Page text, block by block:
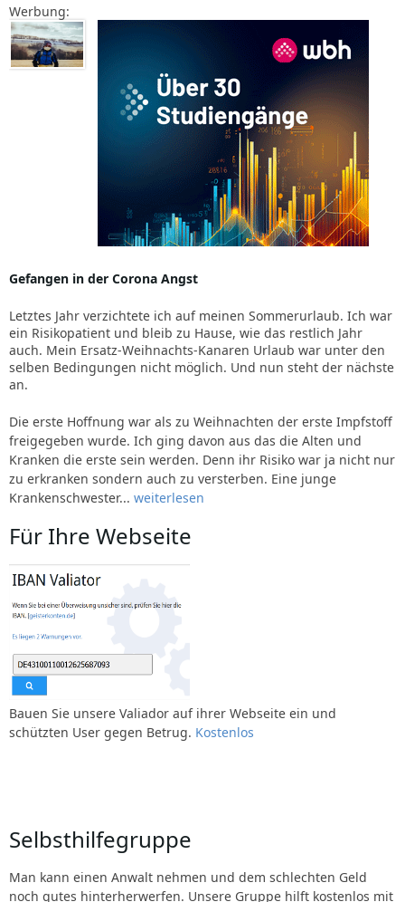
Werbung:
Gefangen in der Corona Angst
Letztes Jahr verzichtete ich auf meinen Sommerurlaub. Ich war
ein Risikopatient und bleib zu Hause, wie das restlich Jahr
auch. Mein Ersatz-Weihnachts-Kanaren Urlaub war unter den
selben Bedingungen nicht möglich. Und nun steht der nächste
an.
Die erste Hoffnung war als zu Weihnachten der erste Impfstoff
freigegeben wurde. Ich ging davon aus das die Alten und
Kranken die erste sein werden. Denn ihr Risiko war ja nicht nur
zu erkranken sondern auch zu versterben. Eine junge
Krankenschwester... weiterlesen
Für Ihre Webseite
Bauen Sie unsere Valiador auf ihrer Webseite ein und
schützten User gegen Betrug. Kostenlos
Selbsthilfegruppe
Man kann einen Anwalt nehmen und dem schlechten Geld
noch gutes hinterherwerfen. Unsere Gruppe hilft kostenlos mit